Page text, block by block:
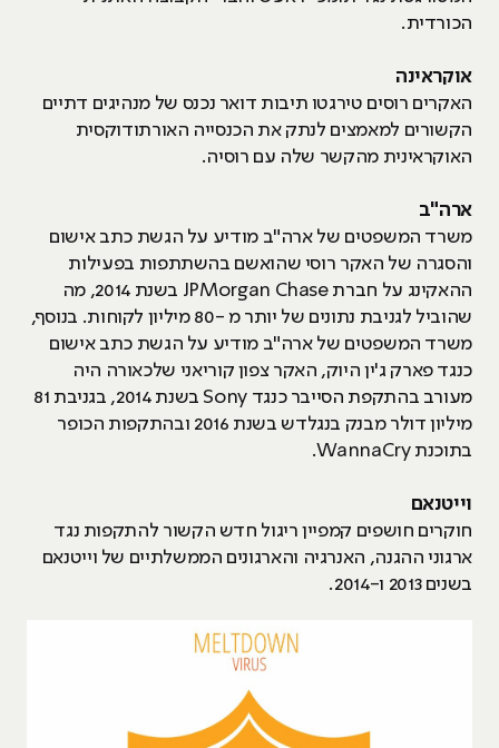
הכורדית.
אוקראינה
האקרים רוסים טירגטו תיבות דואר נכנס של מנהיגים דתיים
הקשורים למאמצים לנתק את הכנסייה האורתודוקסית
האוקראינית מהקשר שלה עם רוסיה.
ארה"ב
משרד המשפטים של ארה"ב מודיע על הגשת כתב אישום
והסגרה של האקר רוסי שהואשם בהשתתפות בפעילות
ההאקינג על חברת JPMorgan Chase בשנת 2014, מה
שהוביל לגניבת נתונים של יותר מ -80 מיליון לקוחות. בנוסף,
משרד המשפטים של ארה"ב מודיע על הגשת כתב אישום
כנגד פארק ג'ין היוק, האקר צפון קוריאני שלכאורה היה
מעורב בהתקפת הסייבר כנגד Sony בשנת 2014, בגניבת 81
מיליון דולר מבנק בנגלדש בשנת 2016 ובהתקפות הכופר
בתוכנת WannaCry.
וייטנאם
חוקרים חושפים קמפיין ריגול חדש הקשור להתקפות נגד
ארגוני ההגנה, האנרגיה והארגונים הממשלתיים של וייטנאם
בשנים 2013 ו-2014.